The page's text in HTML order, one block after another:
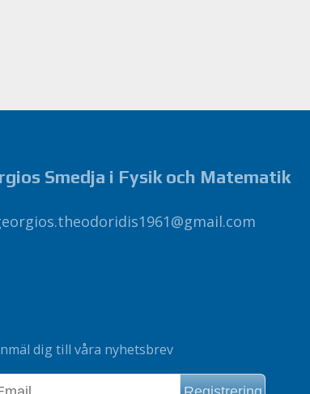
Smedja i Fysik och Matematik
moc
.
liamg
@
dig till våra nyhetsbrev